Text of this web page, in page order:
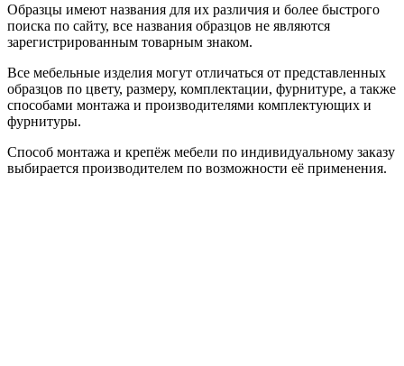
Образцы имеют названия для их различия и более быстрого
поиска по сайту, все названия образцов не являются
зарегистрированным товарным знаком.
Все мебельные изделия могут отличаться от представленных
образцов по цвету, размеру, комплектации, фурнитуре, а также
способами монтажа и производителями комплектующих и
фурнитуры.
Способ монтажа и крепёж мебели по индивидуальному заказу
выбирается производителем по возможности её применения.